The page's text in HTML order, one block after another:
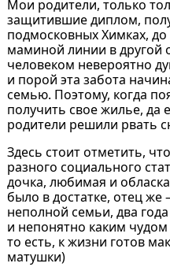
Мои родители, только
защитившие диплом,
подмосковных Химках,
маминой линии в другой
человеком невероятно
и порой эта забота
семью. Поэтому, когда
получить свое жилье, да
родители решили рвать
Здесь стоит отметить,
разного социального
дочка, любимая и
было в достатке, отец
неполной семьи, два
и непонятно каким
то есть, к жизни готов
матушки)